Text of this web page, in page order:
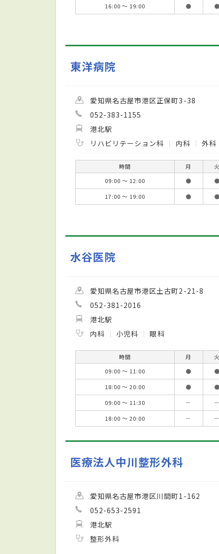
16:00 ～ 19:00
● ●
東洋病院
愛知県名古屋市港区正保町3-38
052-383-1155
港北駅
リハビリテーション科
内科 外科
時間 月 火
09:00 ～ 12:00
● ●
17:00 ～ 19:00
● ●
水谷医院
愛知県名古屋市港区土古町2-21-8
052-381-2016
港北駅
内科
小児科 眼科
時間 月 火
09:00 ～ 11:00
● ●
18:00 ～ 20:00
● ●
09:00 ～ 11:30
－ －
18:00 ～ 20:00
－ －
医療法人中川整形外科
愛知県名古屋市港区川間町1-162
052-653-2591
港北駅
整形外科